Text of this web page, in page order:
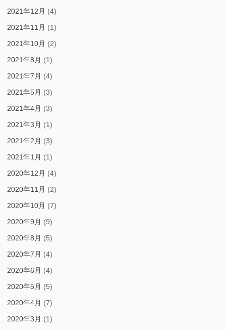
2021年12月 (4)
2021年11月 (1)
2021年10月 (2)
2021年8月 (1)
2021年7月 (4)
2021年5月 (3)
2021年4月 (3)
2021年3月 (1)
2021年2月 (3)
2021年1月 (1)
2020年12月 (4)
2020年11月 (2)
2020年10月 (7)
2020年9月 (9)
2020年8月 (5)
2020年7月 (4)
2020年6月 (4)
2020年5月 (5)
2020年4月 (7)
2020年3月 (1)